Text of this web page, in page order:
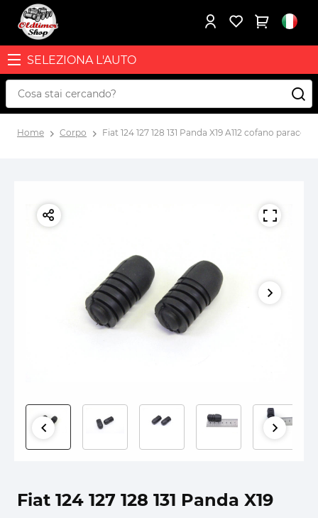
SELEZIONA L'AUTO
Home Corpo Fiat 124 127 128 131 Panda X19 A112 cofano
Fiat 124 127 128 131 Panda X19